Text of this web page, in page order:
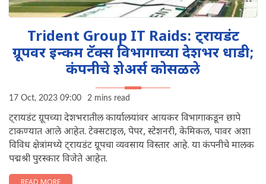
Trident Group IT Raids: ट्रायडंट
ग्रूपवर इन्कम टॅक्स विभागाच्या देशभर धाडी;
कंपनीचे शेअर्स कोसळले
17 Oct, 2023 09:00 2 mins read
ट्रायडंट ग्रूपच्या देशभरातील कार्यालयांवर आयकर विभागाकडून छापे
टाकण्यात आले आहेत. टेक्सटाइल, पेपर, स्टेशनरी, केमिकल, पावर अशा
विविध क्षेत्रांमध्ये ट्रायडंट ग्रूपचा व्यवसाय विस्तार आहे. या कंपनीचे मालक
पद्मश्री पुरस्कार विजेते आहेत.